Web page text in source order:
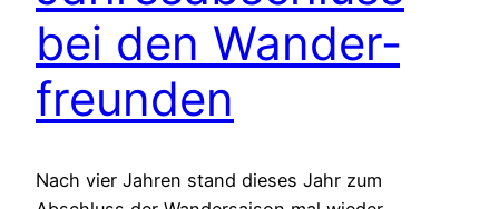
bei den Wan­der­
freun­den
Nach vier Jah­ren stand die­ses Jahr zum